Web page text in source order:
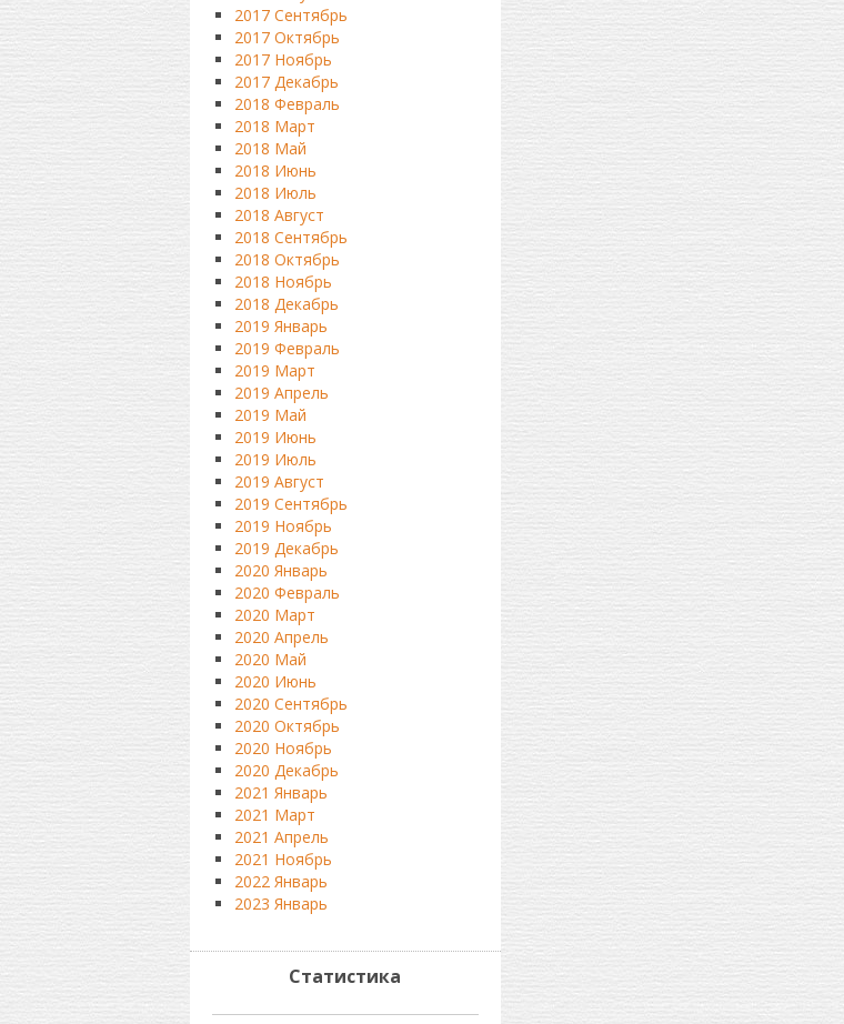
2017 Сентябрь
2017 Октябрь
2017 Ноябрь
2017 Декабрь
2018 Февраль
2018 Март
2018 Май
2018 Июнь
2018 Июль
2018 Август
2018 Сентябрь
2018 Октябрь
2018 Ноябрь
2018 Декабрь
2019 Январь
2019 Февраль
2019 Март
2019 Апрель
2019 Май
2019 Июнь
2019 Июль
2019 Август
2019 Сентябрь
2019 Ноябрь
2019 Декабрь
2020 Январь
2020 Февраль
2020 Март
2020 Апрель
2020 Май
2020 Июнь
2020 Сентябрь
2020 Октябрь
2020 Ноябрь
2020 Декабрь
2021 Январь
2021 Март
2021 Апрель
2021 Ноябрь
2022 Январь
2023 Январь
Статистика